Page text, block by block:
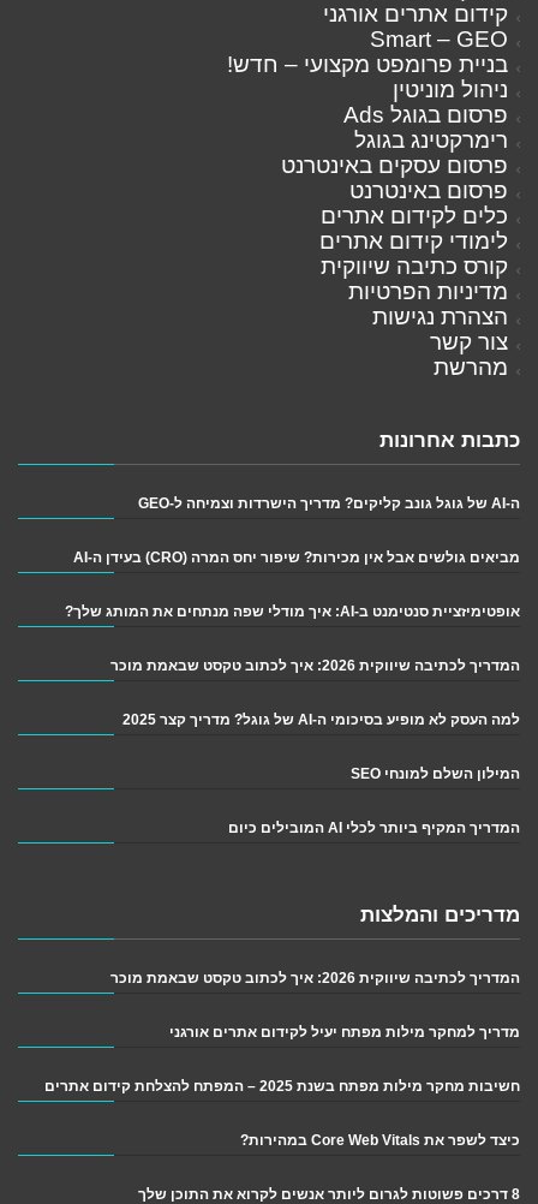
קידום אתרים אורגני
Smart – GEO
בניית פרומפט מקצועי – חדש!
ניהול מוניטין
פרסום בגוגל Ads
רימרקטינג בגוגל
פרסום עסקים באינטרנט
פרסום באינטרנט
כלים לקידום אתרים
לימודי קידום אתרים
קורס כתיבה שיווקית
מדיניות הפרטיות
הצהרת נגישות
צור קשר
מהרשת
כתבות אחרונות
ה-AI של גוגל גונב קליקים? מדריך הישרדות וצמיחה ל-GEO
מביאים גולשים אבל אין מכירות? שיפור יחס המרה (CRO) בעידן ה-AI
אופטימיזציית סנטימנט ב-AI: איך מודלי שפה מנתחים את המותג שלך?
המדריך לכתיבה שיווקית 2026: איך לכתוב טקסט שבאמת מוכר
למה העסק לא מופיע בסיכומי ה-AI של גוגל? מדריך קצר 2025
המילון השלם למונחי SEO
המדריך המקיף ביותר לכלי AI המובילים כיום
מדריכים והמלצות
המדריך לכתיבה שיווקית 2026: איך לכתוב טקסט שבאמת מוכר
מדריך למחקר מילות מפתח יעיל לקידום אתרים אורגני
חשיבות מחקר מילות מפתח בשנת 2025 – המפתח להצלחת קידום אתרים
כיצד לשפר את Core Web Vitals במהירות?
8 דרכים פשוטות לגרום ליותר אנשים לקרוא את התוכן שלך